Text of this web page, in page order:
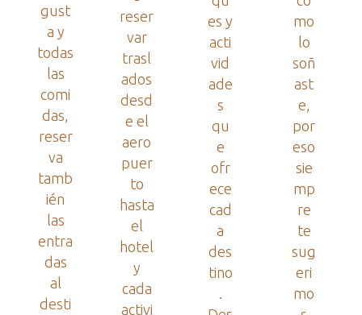
gust
a y
todas
las
comi
das,
reser
va
tamb
ién
las
entra
das
al
desti
reser
var
trasl
ados
desd
e el
aero
puer
to
hasta
el
hotel
y
cada
activi
es y
acti
vid
ade
s
qu
e
ofr
ece
cad
a
des
tino
mo
lo
soñ
ast
e,
por
eso
sie
mp
re
te
sug
eri
mo